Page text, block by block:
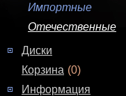
Импортные
Отечественные
Диски
Корзина (0)
Информация